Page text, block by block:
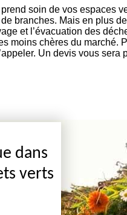
soin de vos espaces
branches. Mais en plus
et l’évacuation des
moins chères du marché.
Un devis vous sera
dans
verts